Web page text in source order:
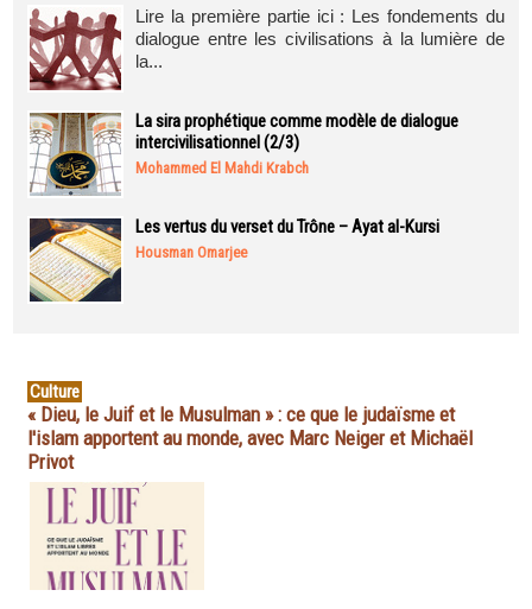
Lire la première partie ici : Les fondements du
dialogue entre les civilisations à la lumière de
la...
La sira prophétique comme modèle de dialogue
intercivilisationnel (2/3)
Mohammed El Mahdi Krabch
Les vertus du verset du Trône – Ayat al-Kursi
Housman Omarjee
Culture
« Dieu, le Juif et le Musulman » : ce que le judaïsme et
l'islam apportent au monde, avec Marc Neiger et Michaël
Privot